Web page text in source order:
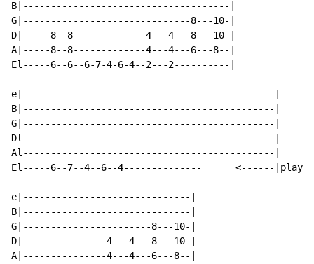
B|-------------------------------------|
G|------------------------------8---10-|
D|-----8--8-------------4---4---8---10-|
A|-----8--8-------------4---4---6---8--|
El-----6--6--6-7-4-6-4--2---2----------|
e|---------------------------------------------|
B|---------------------------------------------|
G|---------------------------------------------|
Dl---------------------------------------------|
Al---------------------------------------------|
El-----6--7--4--6--4--------------      <------|play 6
e|------------------------------|
B|------------------------------|
G|-----------------------8---10-|
D|---------------4---4---8---10-|
A|---------------4---4---6---8--|